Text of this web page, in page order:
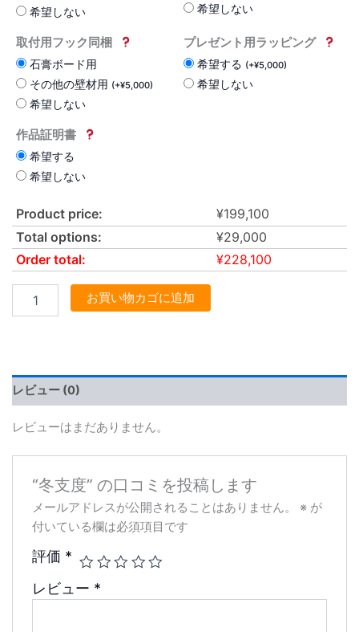
希望しない 希望しない
取付用フック同梱
石膏ボード用
その他の壁材用 (+¥5,000)
希望しない
プレゼント用ラッピング
希望する (+¥5,000)
希望しない
作品証明書
希望する
希望しない
Product price: ¥199,100
Total options:
¥29,000
Order total:
¥228,100
お買い物カゴに追加
レビュー (0)
レビューはまだありません。
“冬支度” の口コミを投稿します
メールアドレスが公開されることはありません。 ※ が
付いている欄は必須項目です
評価 *
レビュー *